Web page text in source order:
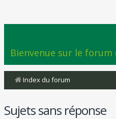
Bienvenue sur le forum
Index du forum
Sujets sans réponse